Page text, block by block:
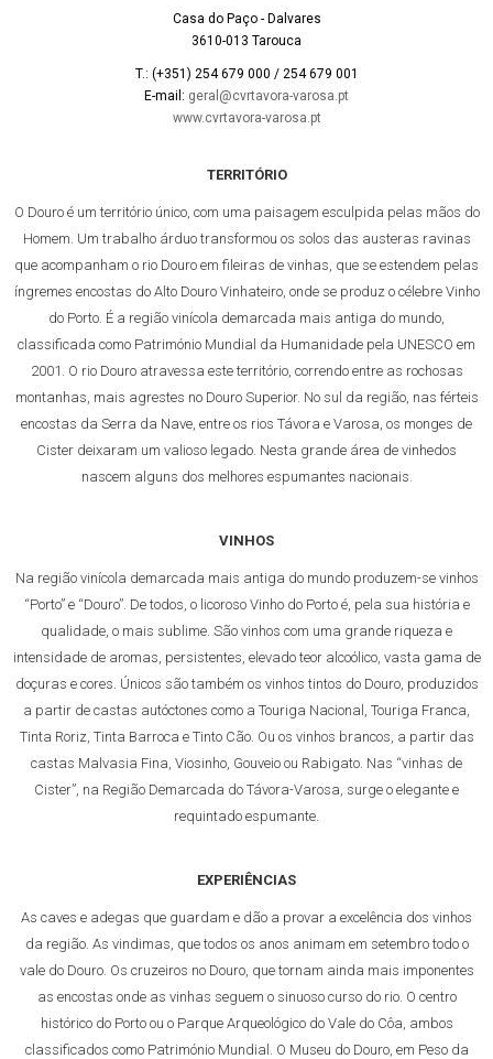
Casa do Paço - Dalvares
3610-013 Tarouca
T.: (+351) 254 679 000 / 254 679 001
E-mail: geral@cvrtavora-varosa.pt
www.cvrtavora-varosa.pt
TERRITÓRIO
O Douro é um território único, com uma paisagem esculpida pelas mãos do
Homem. Um trabalho árduo transformou os solos das austeras ravinas
que acompanham o rio Douro em fileiras de vinhas, que se estendem pelas
íngremes encostas do Alto Douro Vinhateiro, onde se produz o célebre Vinho
do Porto. É a região vinícola demarcada mais antiga do mundo,
classificada como Património Mundial da Humanidade pela UNESCO em
2001. O rio Douro atravessa este território, correndo entre as rochosas
montanhas, mais agrestes no Douro Superior. No sul da região, nas férteis
encostas da Serra da Nave, entre os rios Távora e Varosa, os monges de
Cister deixaram um valioso legado. Nesta grande área de vinhedos
nascem alguns dos melhores espumantes nacionais.
VINHOS
Na região vinícola demarcada mais antiga do mundo produzem-se vinhos
“Porto” e “Douro”. De todos, o licoroso Vinho do Porto é, pela sua história e
qualidade, o mais sublime. São vinhos com uma grande riqueza e
intensidade de aromas, persistentes, elevado teor alcoólico, vasta gama de
doçuras e cores. Únicos são também os vinhos tintos do Douro, produzidos
a partir de castas autóctones como a Touriga Nacional, Touriga Franca,
Tinta Roriz, Tinta Barroca e Tinto Cão. Ou os vinhos brancos, a partir das
castas Malvasia Fina, Viosinho, Gouveio ou Rabigato. Nas “vinhas de
Cister”, na Região Demarcada do Távora-Varosa, surge o elegante e
requintado espumante.
EXPERIÊNCIAS
As caves e adegas que guardam e dão a provar a excelência dos vinhos
da região. As vindimas, que todos os anos animam em setembro todo o
vale do Douro. Os cruzeiros no Douro, que tornam ainda mais imponentes
as encostas onde as vinhas seguem o sinuoso curso do rio. O centro
histórico do Porto ou o Parque Arqueológico do Vale do Côa, ambos
classificados como Património Mundial. O Museu do Douro, em Peso da